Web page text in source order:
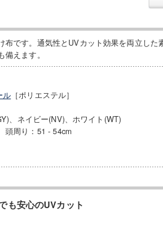
布です。通気性とUVカット効果を両立し
えます。
ル ［ポリエステル］
、ネイビー(NV)、ホワイト(WT)
頭周り：51 - 54cm
も安心のUVカット